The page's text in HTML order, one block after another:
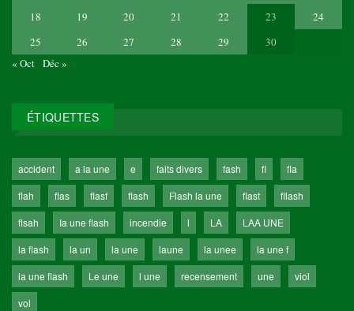
18
19 20 21 22 23
24
25
26 27 28 29
30
« Oct Déc »
ÉTIQUETTES
accident a la une e faits divers fash fl
fla
flah
flas flasf flash Flash la une flast
fllash
flsah
Ia une flash incendie l LA
LAA UNE
la flash
la un la une laune la unee
la une f
la une flash
Le une l une recensement une
viol
vol